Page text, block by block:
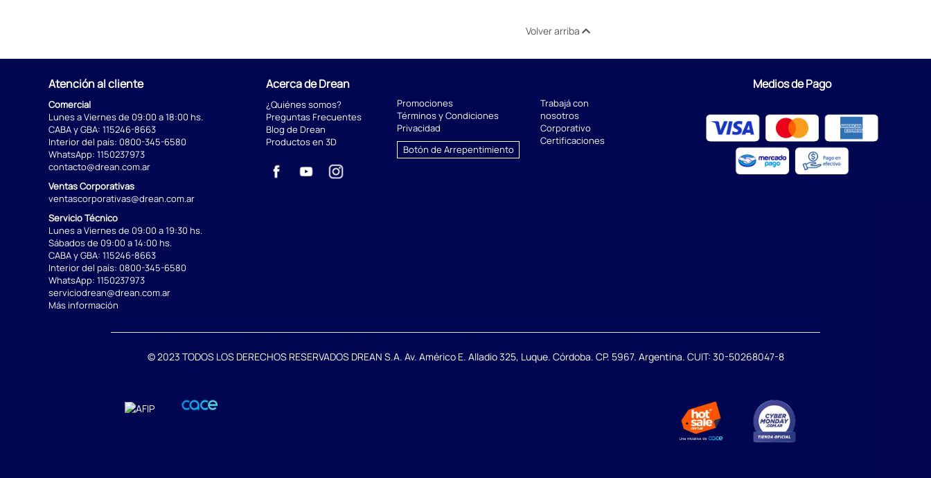
Volver arriba
Atención al cliente
Comercial
Lunes a Viernes de 09:00 a 18:00 hs.
CABA y GBA: 115246-8663
Interior del país: 0800-345-6580
WhatsApp: 1150237973
contacto@drean.com.ar
Ventas Corporativas
ventascorporativas@drean.com.ar
Servicio Técnico
Lunes a Viernes de 09:00 a 19:30 hs.
Sábados de 09:00 a 14:00 hs.
CABA y GBA: 115246-8663
Interior del país: 0800-345-6580
WhatsApp: 1150237973
serviciodrean@drean.com.ar
Más información
Acerca de Drean
¿Quiénes somos?
Preguntas Frecuentes
Blog de Drean
Productos en 3D
Promociones
Términos y Condiciones
Privacidad
Botón de Arrepentimiento
Trabajá con
nosotros
Corporativo
Certificaciones
Medios de Pago
© 2023 TODOS LOS DERECHOS RESERVADOS DREAN S.A. Av. Américo E. Alladio 325, Luque. Córdoba. CP. 5967. Argentina. CUIT: 30-50268047-8